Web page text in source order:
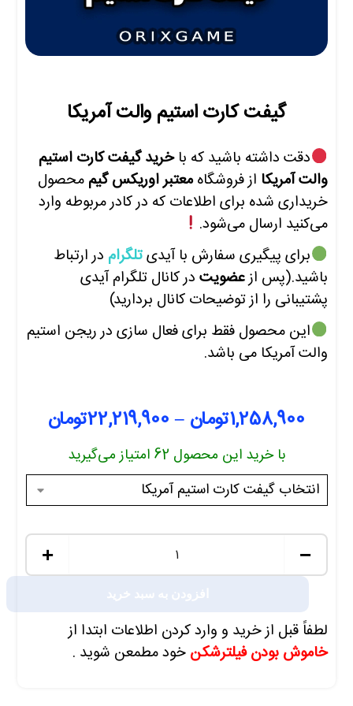
گیفت کارت استیم والت آمریکا
دقت داشته باشید که باخرید گیفت کارت استیم
والت آمریکا از فروشگاهمعتبر اوریکس گیم محصول
خریداری شده برای اطلاعات که در کادر مربوطه وارد
می‌کنید ارسال می‌شود.
برای پیگیری سفارش با آیدیتلگرام در ارتباط
باشید.(پس ازعضویت در کانال تلگرام آیدی
پشتیبانی را از توضیحات کانال بردارید)
این محصول فقط برای فعال سازی در ریجن استیم
والتآمریکا می باشد.
1,258,900تومان –
22,219,900تومان
با خرید این محصول 62 امتیاز می‌گیرید
−
+
افزودن به سبد خرید
لطفاً قبل از خرید و وارد کردن اطلاعات ابتدا از
خاموش بودن فیلترشکن خود مطمعن شوید .